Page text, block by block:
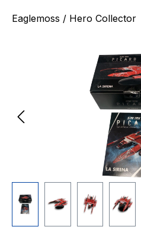
Eaglemoss / Hero Collector